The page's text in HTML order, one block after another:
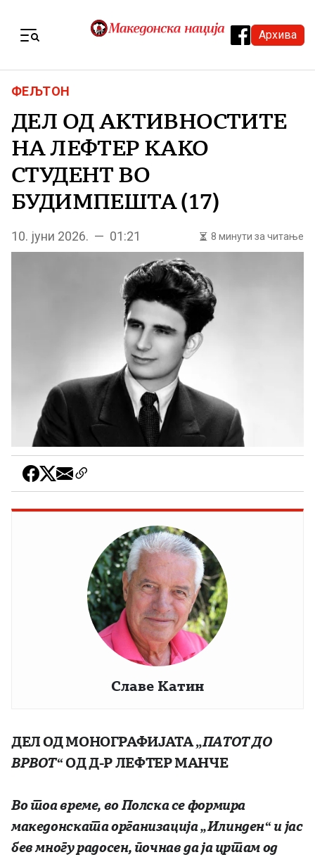
Архива
ФЕЉТОН
ДЕЛ ОД АКТИВНОСТИТЕ
НА ЛЕФТЕР КАКО
СТУДЕНТ ВО
БУДИМПЕШТА (17)
10. јуни 2026. — 01:21 8 минути за читање
Славе Катин
ДЕЛ ОД МОНОГРАФИЈАТА „ПАТОТ ДО
ВРВОТ“OДД-Р ЛЕФТЕР МАНЧЕ
Во тоа време, во Полска се формира
македонската организација„Илинден“ и јас
бев многу радосен, почнав да ја цртам од